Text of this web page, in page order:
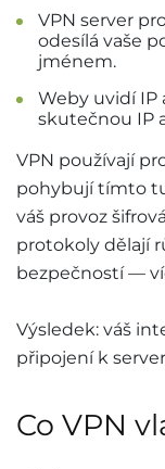
VPN server
odesílá vaše
jménem.
Weby uvidí IP
skutečnou IP
VPN používají
pohybují tímto
váš provoz
protokoly dělají
bezpečností —
Výsledek: váš
připojení k
Co VPN